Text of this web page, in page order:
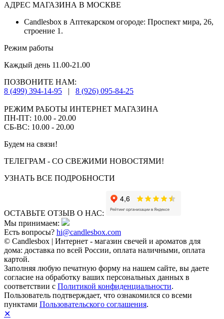
АДРЕС МАГАЗИНА В МОСКВЕ
Candlesbox в Аптекарском огороде: Проспект мира, 26,
строение 1.
Режим работы
Каждый день 11.00-21.00
ПОЗВОНИТЕ НАМ:
8 (499) 394-14-95
| 8 (926) 095-84-25
РЕЖИМ РАБОТЫ ИНТЕРНЕТ МАГАЗИНА
ПН-ПТ: 10.00 - 20.00
СБ-ВС: 10.00 - 20.00
Будем на связи!
ТЕЛЕГРАМ - СО СВЕЖИМИ НОВОСТЯМИ!
УЗНАТЬ ВСЕ ПОДРОБНОСТИ
ОСТАВЬТЕ ОТЗЫВ О НАС:
Мы принимаем:
Есть вопросы? hi@candlesbox.com
© Candlesbox | Интернет - магазин свечей и ароматов для
дома: доставка по всей России, оплата наличными, оплата
картой.
Заполняя любую печатную форму на нашем сайте, вы даете
согласие на обработку ваших персональных данных в
соответствии с Политикой конфиденциальности.
Пользователь подтверждает, что ознакомился со всеми
пунктами Пользовательского соглашения.
✕